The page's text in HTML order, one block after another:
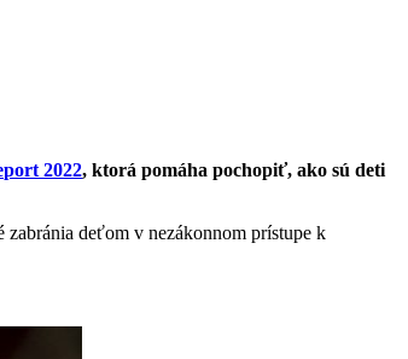
2022, ktorá pomáha pochopiť, ako sú deti
deťom v nezákonnom prístupe k